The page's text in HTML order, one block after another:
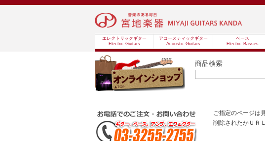
エレクトリックギター
Electric Guitars
アコースティックギター
Acoustic Guitars
ベース
Electric Basses
商品検索
ご指定のページは
削除されたかＵＲ